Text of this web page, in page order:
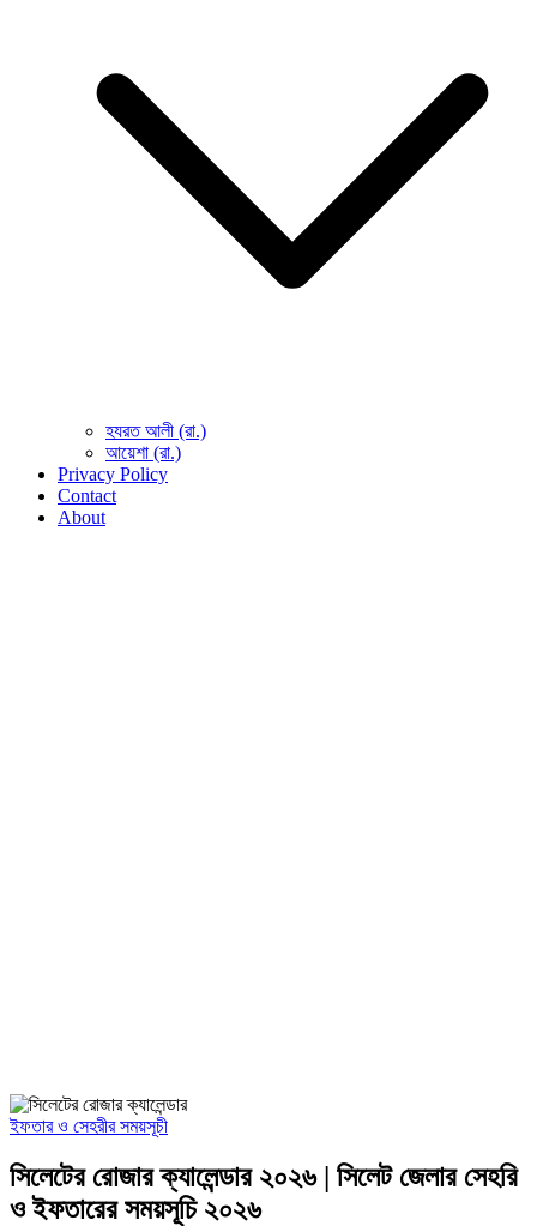
হযরত আলী (রা.)
আয়েশা (রা.)
Privacy Policy
Contact
About
ইফতার ও সেহরীর সময়সূচী
সিলেটের রোজার ক্যালেন্ডার ২০২৬ | সিলেট জেলার সেহরি
ও ইফতারের সময়সূচি ২০২৬